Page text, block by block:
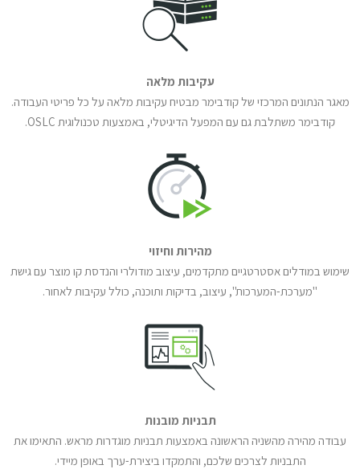
עקיבות מלאה
מאגר הנתונים המרכזי של קודבימר מבטיח עקיבות מלאה על כל פריטי העבודה.
קודבימר משתלבת גם עם המפעל הדיגיטלי, באמצעות טכנולוגית OSLC.
מהירות וחיזוי
שימוש במודלים אסטרטגיים מתקדמים, עיצוב מודולרי והנדסת קו מוצר עם גישת
"מערכת-המערכות", עיצוב, בדיקות ותוכנה, כולל עקיבות לאחור.
תבניות מובנות
עבודה מהירה מהשניה הראשונה באמצעות תבניות מוגדרות מראש. התאימו את
התבניות לצרכים שלכם, והתמקדו ביצירת-ערך באופן מיידי.